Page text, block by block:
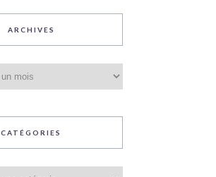
ARCHIVES
CATÉGORIES